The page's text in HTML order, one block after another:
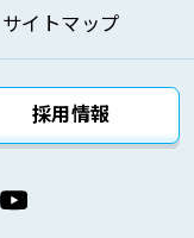
変更後の利用
連性を有すると
み変更を行い、
書面等（電磁
、または弊社の
サイトマップ
採用情報